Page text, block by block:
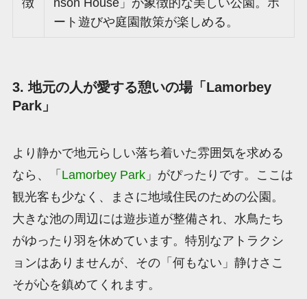
ート遊びや庭園散策が楽しめる。
3. 地元の人が愛する憩いの場「Lamorbey
Park」
より静かで地元らしい落ち着いた雰囲気を求める
なら、「 Lamorbey Park」がぴったりです。ここは
観光客も少なく、まさに地域住民のための公園。
大きな池の周辺には遊歩道が整備され、水鳥たち
がゆったり羽を休めています。特別なアトラクシ
ョンはありませんが、その「何もない」静けさこ
そが心を鎮めてくれます。